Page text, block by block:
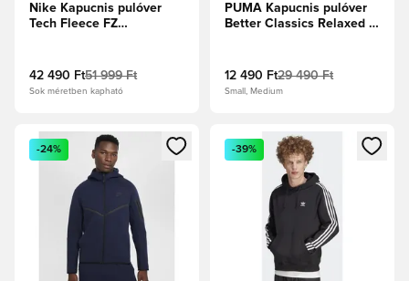
Nike Kapucnis pulóver
Tech Fleece FZ
42 490 Ft51 999 Ft
Sok méretben kapható
PUMA Kapucnis pulóver
Better Classics Relaxed -
12 490 Ft29 490 Ft
Small, Medium
Megnyit egy modált a bejelentkezéshez vagy a tagként
-24%
Megnyit egy modált a
-39%